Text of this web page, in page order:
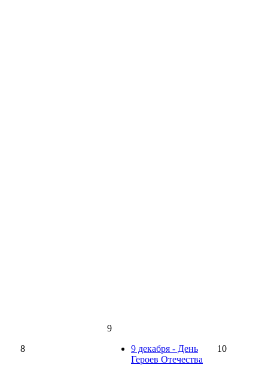
8
9
9 декабря - День
Героев Отечества
10